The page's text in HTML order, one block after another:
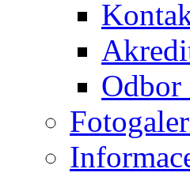
Odbor